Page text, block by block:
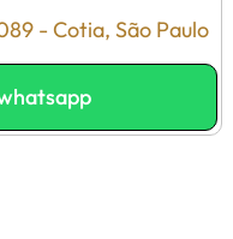
- Cotia, São Paulo